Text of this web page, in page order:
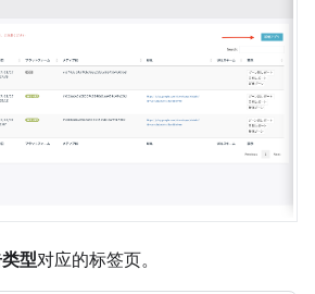
型对应的标签页。